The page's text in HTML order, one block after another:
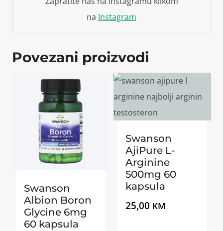
na Instagram
Povezani proizvodi
Swanson
Albion Boron
Glycine 6mg
60 kapsula
Swanson
AjiPure L-
Arginine
500mg 60
kapsula
25,00 KM